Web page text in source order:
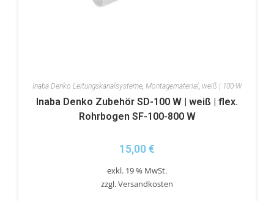
Inaba Denko Leitungskanalsysteme, Montagematerial, weiß | 100-W
Inaba Denko Zubehör SD-100 W | weiß | flex.
Rohrbogen SF-100-800 W
15,00€
exkl. 19 % MwSt.
zzgl.Versandkosten